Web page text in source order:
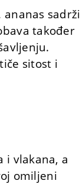
sadrži
također
sitost i
i vlakana, a
omiljeni